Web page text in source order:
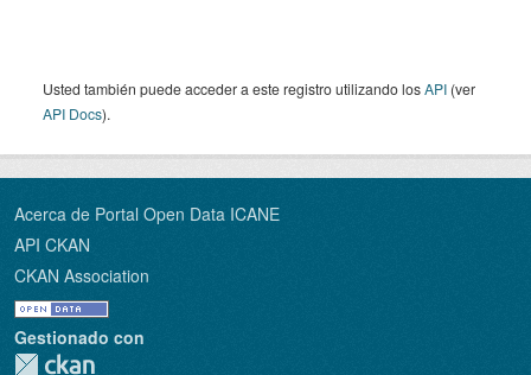
Usted también puede acceder a este registro utilizando losAPI (ver
API Docs).
Acerca de Portal Open Data ICANE
API CKAN
CKAN Association
Gestionado con